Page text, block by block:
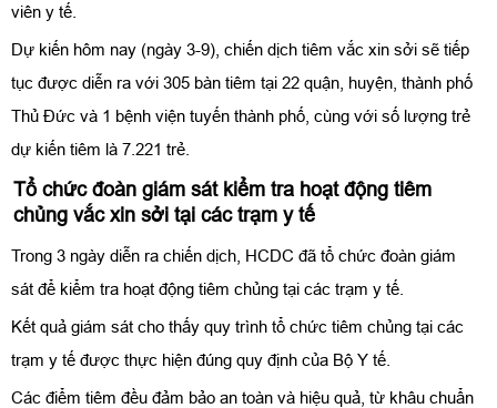
viên y tế.
Dự kiến hôm nay (ngày 3-9), chiến dịch tiêm vắc xin sởi sẽ tiếp
tục được diễn ra với 305 bàn tiêm tại 22 quận, huyện, thành phố
Thủ Đức và 1 bệnh viện tuyến thành phố, cùng với số lượng trẻ
dự kiến tiêm là 7.221 trẻ.
Tổ chức đoàn giám sát kiểm tra hoạt động tiêm
chủng vắc xin sởi tại các trạm y tế
Trong 3 ngày diễn ra chiến dịch, HCDC đã tổ chức đoàn giám
sát để kiểm tra hoạt động tiêm chủng tại các trạm y tế.
Kết quả giám sát cho thấy quy trình tổ chức tiêm chủng tại các
trạm y tế được thực hiện đúng quy định của Bộ Y tế.
Các điểm tiêm đều đảm bảo an toàn và hiệu quả, từ khâu chuẩn